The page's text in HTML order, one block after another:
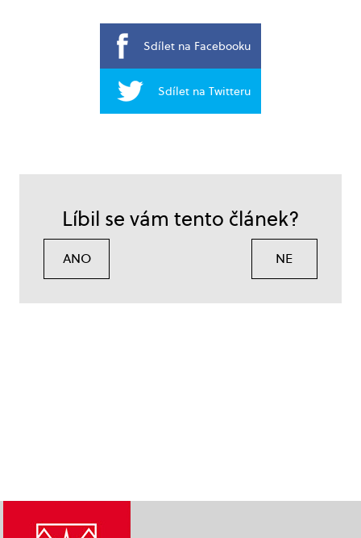
Sdílet na Facebooku
Sdílet na Twitteru
Líbil se vám tento článek?
ANO NE